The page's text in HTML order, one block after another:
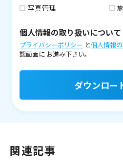
写真管理
個人情報の取り扱いについて
プライバシーポリシー と個人情報
認画面に お進み下さい。
ダウンロー
関連記事